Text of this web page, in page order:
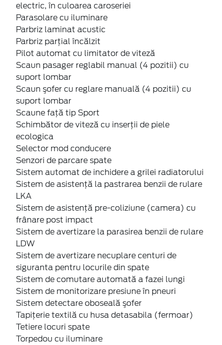
electric, în culoarea caroseriei
Parasolare cu iluminare
Parbriz laminat acustic
Parbriz parţial încălzit
Pilot automat cu limitator de viteză
Scaun pasager reglabil manual (4 pozitii) cu
suport lombar
Scaun şofer cu reglare manuală (4 pozitii) cu
suport lombar
Scaune faţă tip Sport
Schimbător de viteză cu inserţii de piele
ecologica
Selector mod conducere
Senzori de parcare spate
Sistem automat de inchidere a grilei radiatorului
Sistem de asistenţă la pastrarea benzii de rulare
LKA
Sistem de asistenţă pre-coliziune (camera) cu
frânare post impact
Sistem de avertizare la parasirea benzii de rulare
LDW
Sistem de avertizare necuplare centuri de
siguranta pentru locurile din spate
Sistem de comutare automată a fazei lungi
Sistem de monitorizare presiune în pneuri
Sistem detectare oboseală şofer
Tapiţerie textilă cu husa detasabila (fermoar)
Tetiere locuri spate
Torpedou cu iluminare